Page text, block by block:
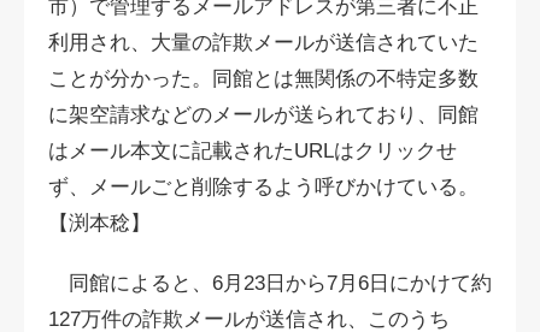
市）で管理するメールアドレスが第三者に不正
利用され、大量の詐欺メールが送信されていた
ことが分かった。同館とは無関係の不特定多数
に架空請求などのメールが送られており、同館
はメール本文に記載されたURLはクリックせ
ず、メールごと削除するよう呼びかけている。
【渕本稔】
同館によると、6月23日から7月6日にかけて約
127万件の詐欺メールが送信され、このうち